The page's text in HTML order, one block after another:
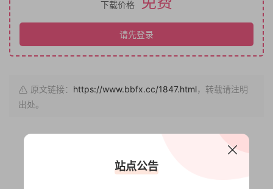
下载价格
请先登录
原文链接： https://www.bbfx.cc/1847.html，转载请注明
出处。
站点公告